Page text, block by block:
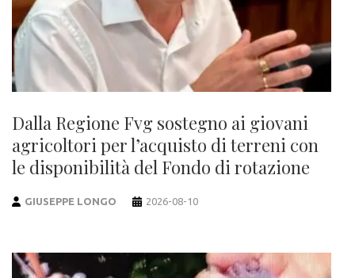
Dalla Regione Fvg sostegno ai giovani
agricoltori per l’acquisto di terreni con
le disponibilità del Fondo di rotazione
GIUSEPPE LONGO 2026-08-10